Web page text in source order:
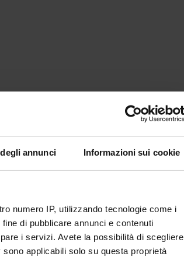
annunci Informazioni sui cookie
numero IP, utilizzando tecnologie come i
di pubblicare annunci e contenuti
i servizi. Avete la possibilità di scegliere
applicabili solo su questa proprietà